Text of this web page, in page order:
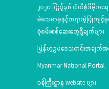
၂၀၂၀ ပြည့်နှစ် ပါတီစုံဒီမိုက
မဲမသမာမှုနှင့်တရားမဲ့ပြုကျင့်မှု
စုံစမ်းစစ်ဆေးတွေ့ရှိချက်များ
မြန်မာ့ဥပဒေသတင်းအချ
Myanmar National Portal
ဝန်ကြီးဌာန website များ